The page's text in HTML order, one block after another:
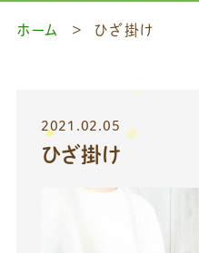
ホーム ひざ掛け
2021.02.05
ひざ掛け